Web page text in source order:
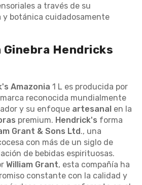
a través de su
y botánica cuidadosamente
Hendricks
Amazonia 1 L es producida por
reconocida mundialmente
y su enfoque artesanal en la
premium. Hendrick's forma
Grant & Sons Ltd., una
con más de un siglo de
de bebidas espirituosas.
William Grant, esta compañía ha
constante con la calidad y